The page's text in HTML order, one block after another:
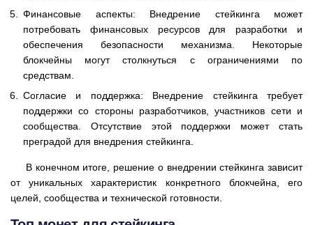
Финансовые аспекты: Внедрение стейкинга может
потребовать финансовых ресурсов для разработки и
обеспечения безопасности механизма. Некоторые
блокчейны могут столкнуться с ограничениями по
средствам.
Согласие и поддержка: Внедрение стейкинга требует
поддержки со стороны разработчиков, участников сети и
сообщества. Отсутствие этой поддержки может стать
преградой для внедрения стейкинга.
В конечном итоге, решение о внедрении стейкинга зависит
от уникальных характеристик конкретного блокчейна, его
целей, сообщества и технической готовности.